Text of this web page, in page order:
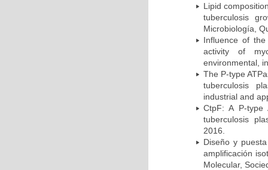
Lipid
tuberculosis
Microbiología,
Influence of the
activity of
environmental,
The P-type
tuberculosis
industrial and
CtpF: A P-type
tuberculosis
2016.
Diseño y
amplificación
Molecular,